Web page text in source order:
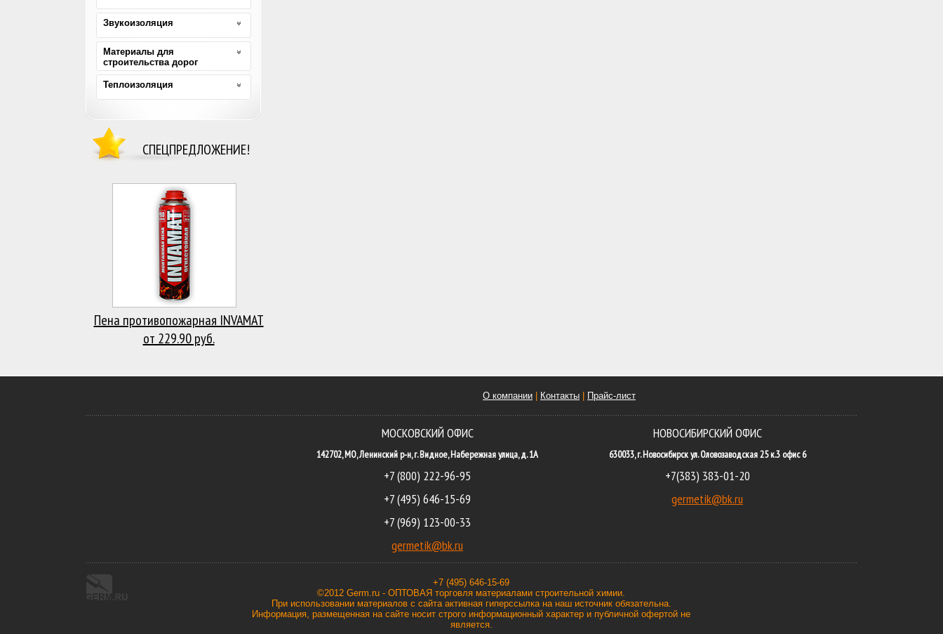
Звукоизоляция
Материалы для
строительства дорог
Теплоизоляция
СПЕЦПРЕДЛОЖЕНИЕ!
Пена противопожарная INVAMAT
от 229.90 руб.
О компании Контакты Прайс-лист
МОСКОВСКИЙ ОФИС
142702, МО, Ленинский р-н, г. Видное, Набережная улица, д. 1А
+7 (800) 222-96-95
+7 (495) 646-15-69
+7 (969) 123-00-33
germetik@bk.ru
НОВОСИБИРСКИЙ ОФИС
630033, г. Новосибирск ул. Оловозаводская 25 к.3 офис 6
+7(383) 383-01-20
germetik@bk.ru
+7 (495) 646-15-69
©2012 Germ.ru - ОПТОВАЯ торговля материалами строительной химии.
При использовании материалов с сайта активная гиперссылка на наш источник обязательна.
Информация, размещенная на сайте носит строго информационный характер и публичной офертой не
является.